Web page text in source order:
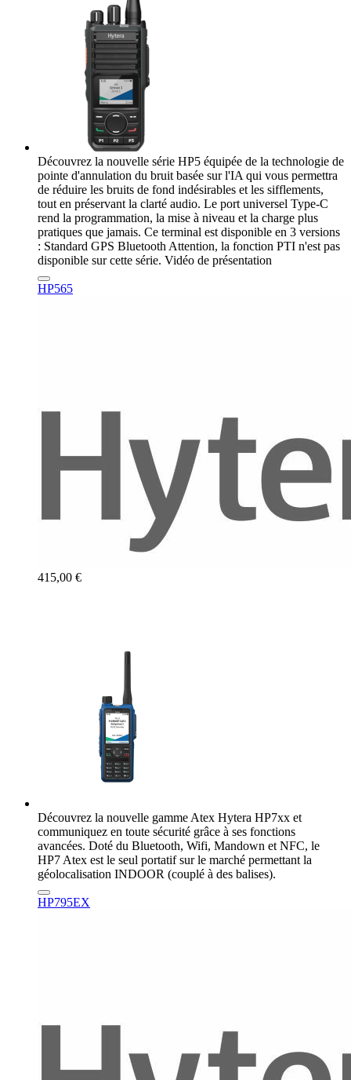
Découvrez la nouvelle série HP5 équipée de la technologie de
pointe d'annulation du bruit basée sur l'IA qui vous permettra
de réduire les bruits de fond indésirables et les sifflements,
tout en préservant la clarté audio. Le port universel Type-C
rend la programmation, la mise à niveau et la charge plus
pratiques que jamais. Ce terminal est disponible en 3 versions
: Standard GPS Bluetooth Attention, la fonction PTI n'est pas
disponible sur cette série. Vidéo de présentation
HP565
415,00 €
Découvrez la nouvelle gamme Atex Hytera HP7xx et
communiquez en toute sécurité grâce à ses fonctions
avancées. Doté du Bluetooth, Wifi, Mandown et NFC, le
HP7 Atex est le seul portatif sur le marché permettant la
géolocalisation INDOOR (couplé à des balises).
HP795EX